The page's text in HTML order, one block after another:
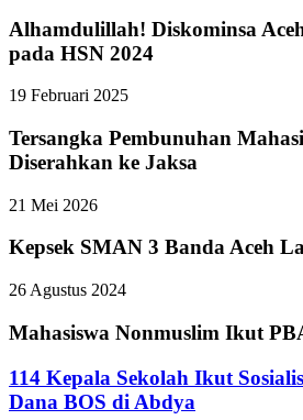
Alhamdulillah! Diskominsa
pada HSN 2024
19 Februari 2025
Tersangka Pembunuhan
Diserahkan ke Jaksa
21 Mei 2026
Kepsek SMAN 3 Banda Aceh
26 Agustus 2024
Mahasiswa Nonmuslim Ikut
114 Kepala Sekolah Ikut
Dana BOS di Abdya